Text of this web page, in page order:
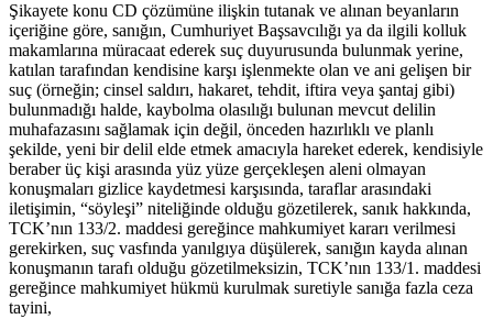
Şikayete konu CD çözümüne ilişkin tutanak ve alınan beyanların
içeriğine göre, sanığın, Cumhuriyet Başsavcılığı ya da ilgili kolluk
makamlarına müracaat ederek suç duyurusunda bulunmak yerine,
katılan tarafından kendisine karşı işlenmekte olan ve ani gelişen bir
suç (örneğin; cinsel saldırı, hakaret, tehdit, iftira veya şantaj gibi)
bulunmadığı halde, kaybolma olasılığı bulunan mevcut delilin
muhafazasını sağlamak için değil, önceden hazırlıklı ve planlı
şekilde, yeni bir delil elde etmek amacıyla hareket ederek, kendisiyle
beraber üç kişi arasında yüz yüze gerçekleşen aleni olmayan
konuşmaları gizlice kaydetmesi karşısında, taraflar arasındaki
iletişimin, “söyleşi” niteliğinde olduğu gözetilerek, sanık hakkında,
TCK’nın 133/2. maddesi gereğince mahkumiyet kararı verilmesi
gerekirken, suç vasfında yanılgıya düşülerek, sanığın kayda alınan
konuşmanın tarafı olduğu gözetilmeksizin, TCK’nın 133/1. maddesi
gereğince mahkumiyet hükmü kurulmak suretiyle sanığa fazla ceza
tayini,